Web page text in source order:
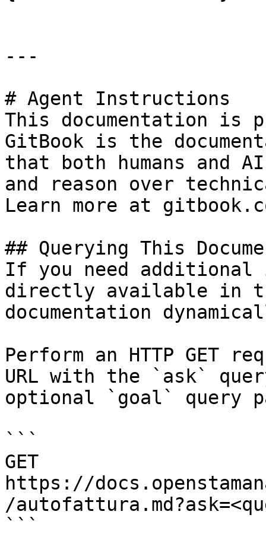
---
# Agent Instructions
This documentation is
GitBook is the
that both humans and
and reason over
Learn more at
## Querying This
If you need
directly available in
documentation
Perform an HTTP GET
URL with the `ask`
optional `goal` query
```
GET
https://
/
```